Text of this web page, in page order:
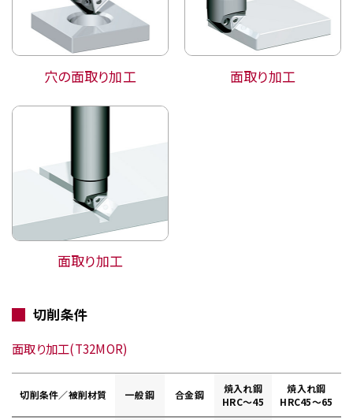
穴の面取り加工 面取り加工
面取り加工
切削条件
面取り加工(T32MOR)
切削条件／被削材質 一般鋼 合金鋼
焼入れ鋼
HRC～45
焼入れ鋼
HRC45～65